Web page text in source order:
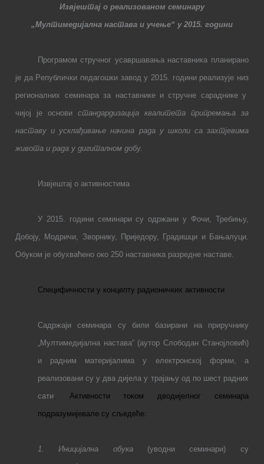
Извјештај о реализованом семинару
„Мултимедијална настава и учење“ у 2015. години
Програмом стручног усавршавања наставника планирано
је да Републички педагошки завод у 2015. години реализује низ
регионалних семинара за наставнике и стручне сараднике у
чијој је основи стандардизација квалитета припремања за
наставу и усклађивање начина рада у школи са захтјевима
живота и рада у дигиталном добу.
Извјештај о активностима
У 2015. години семинари су одржани у Фочи, Требињу,
Добоју, Модричи, Зворнику, Приједору, Градишци и Бањалуци.
Обуком је обухваћено око 250 наставника разредне наставе.
Специфичности у концепту радионичких активности
Садржаји семинара
су били базирани на приручнику
„Мултимедијална настава“ (ауторСлободан Станојловић)
и радним материјалима
у електронској форми, а
реализовани суу два дијела у трајању од по шест радних
сати. Активности током дводијелног семинара
подразумијевале су сљедеће:
1. Иницијална обука
(уводни семинари) су